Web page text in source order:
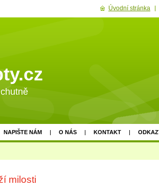
NAPIŠTE NÁM O NÁS KONTAKT
milosti
Úvodní stránka